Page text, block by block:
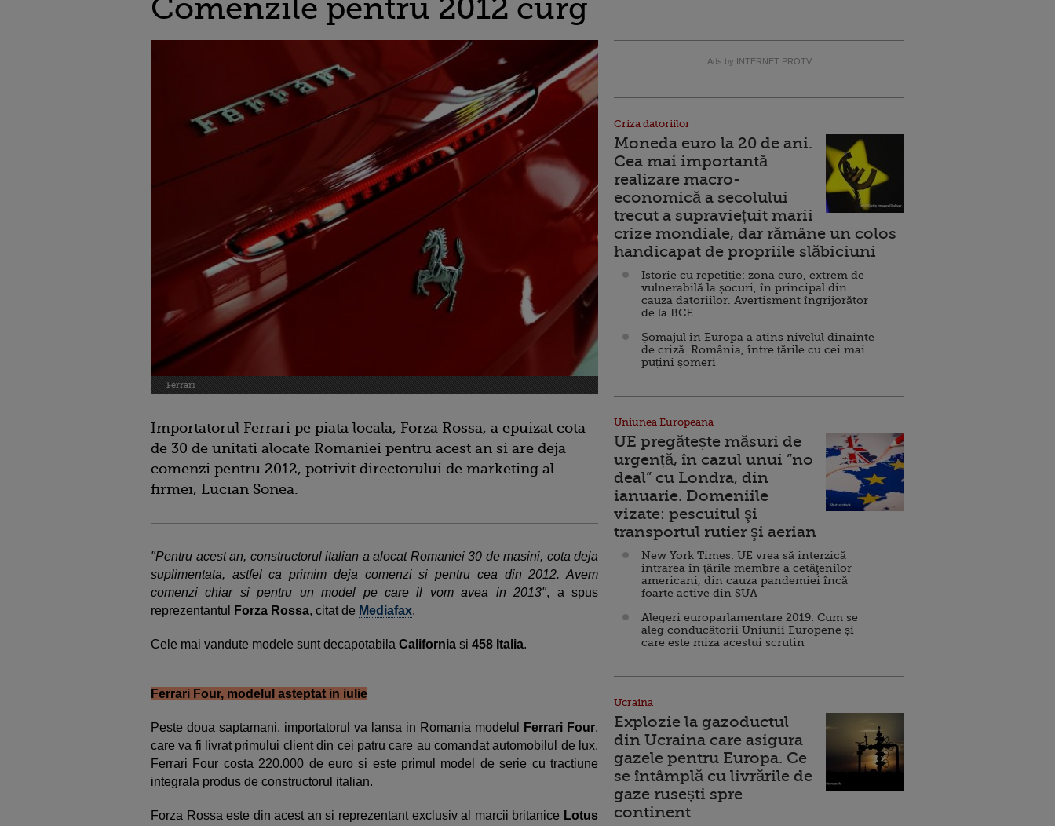
Comenzile pentru 2012 curg
Ferrari
Importatorul Ferrari pe piata locala, Forza Rossa, a epuizat cota
de 30 de unitati alocate Romaniei pentru acest an si are deja
comenzi pentru 2012, potrivit directorului de marketing al
firmei, Lucian Sonea.
"Pentru acest an, constructorul italian a alocat Romaniei 30 de masini, cota deja
suplimentata, astfel ca primim deja comenzi si pentru cea din 2012. Avem
comenzi chiar si pentru un model pe care il vom avea in 2013", a spus
reprezentantul
Forza Rossa, citat de Mediafax.
Cele mai vandute modele sunt decapotabila California si 458 Italia.
Ferrari Four, modelul asteptat in iulie
Peste doua saptamani, importatorul va lansa in Romania modelul Ferrari Four,
care va fi livrat primului client din cei patru care au comandat automobilul de lux.
Ferrari Four costa 220.000 de euro si este primul model de serie cu tractiune
integrala produs de constructorul italian.
Forza Rossa este din acest an si reprezentant exclusiv al marcii britanice Lotus
Ads by INTERNET PROTV
Criza datoriilor
Moneda euro la 20 de ani.
Cea mai importantă
realizare macro-
economică a secolului
trecut a supraviețuit marii
crize mondiale, dar rămâne un colos
handicapat de propriile slăbiciuni
Istorie cu repetiție: zona euro, extrem de
vulnerabilă la șocuri, în principal din
cauza datoriilor. Avertisment îngrijorător
de la BCE
Șomajul în Europa a atins nivelul dinainte
de criză. România, între țările cu cei mai
puțini șomeri
Uniunea Europeana
UE pregătește măsuri de
urgență, în cazul unui ”no
deal” cu Londra, din
ianuarie. Domeniile
vizate: pescuitul şi
transportul rutier şi aerian
New York Times: UE vrea să interzică
intrarea în țările membre a cetăţenilor
americani, din cauza pandemiei încă
foarte active din SUA
Alegeri europarlamentare 2019: Cum se
aleg conducătorii Uniunii Europene și
care este miza acestui scrutin
Ucraina
Explozie la gazoductul
din Ucraina care asigura
gazele pentru Europa. Ce
se întâmplă cu livrările de
gaze rusești spre
continent